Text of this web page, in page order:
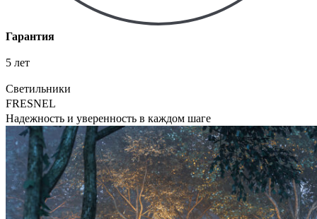
Гарантия
5 лет
Светильники
FRESNEL
Надежность и уверенность в каждом шаге